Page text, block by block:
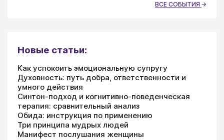
ВСЕ СОБЫТИЯ
Новые статьи:
Как успокоить эмоциональную супругу
Духовность: путь добра, ответственности и
умного действия
Синтон-подход и когнитивно-поведенческая
терапия: сравнительный анализ
Обида: инструкция по применению
Три принципа мудрых людей
Манифест послушания женщины